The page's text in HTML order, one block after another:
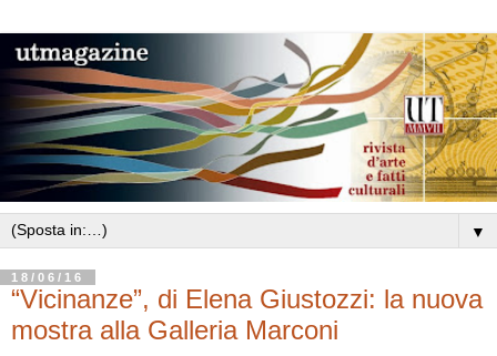
▼
18/06/16
“Vicinanze”, di Elena Giustozzi: la nuova
mostra alla Galleria Marconi